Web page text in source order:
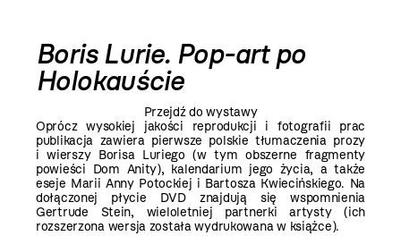
Boris Lurie. Pop-art po
Holokauście
Przejdź do wystawy
Oprócz wysokiej jakości reprodukcji i fotografii prac
publikacja zawiera pierwsze polskie tłumaczenia prozy
i wierszy Borisa Luriego (w tym obszerne fragmenty
powieści Dom Anity), kalendarium jego życia, a także
eseje Marii Anny Potockiej i Bartosza Kwiecińskiego. Na
dołączonej płycie DVD znajdują się wspomnienia
Gertrude Stein, wieloletniej partnerki artysty (ich
rozszerzona wersja została wydrukowana w książce).